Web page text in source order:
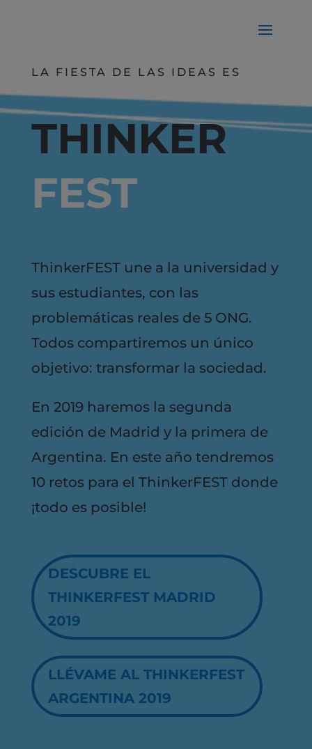
LA FIESTA DE LAS IDEAS ES
THINKER
FEST
ThinkerFEST une a la universidad y
sus estudiantes, con las
problemáticas reales de 5 ONG.
Todos compartiremos un único
objetivo: transformar la sociedad.
En 2019 haremos la segunda
edición de Madrid y la primera de
Argentina. En este año tendremos
10 retos para el ThinkerFEST donde
¡todo es posible!
DESCUBRE EL
THINKERFEST MADRID
2019
LLÉVAME AL THINKERFEST
ARGENTINA 2019